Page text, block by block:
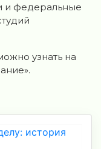
и федеральные
узнать на